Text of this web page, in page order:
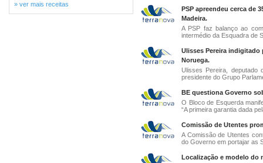
» ver mais receitas
PSP apreendeu cerca de
Madeira.
A PSP faz balanço ao
intermédio da Esquadra de
Ulisses Pereira indigitado
Noruega.
Ulisses Pereira,
presidente do Grupo
BE questiona Governo
O Bloco de Esquerda
“A primeira garantia dada
Comissão de Utentes
A Comissão de Utentes
do Governo em portajar as
Localização e modelo do